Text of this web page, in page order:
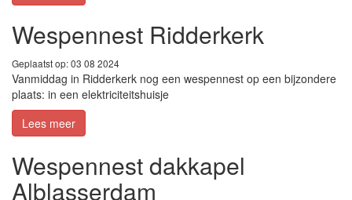
Wespennest Ridderkerk
Geplaatst op: 03 08 2024
Vanmiddag in Ridderkerk nog een wespennest op een bijzondere
plaats: in een elektriciteitshuisje
Lees meer
Wespennest dakkapel
Alblasserdam